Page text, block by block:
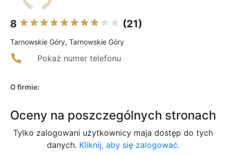
8 (21)
Tarnowskie Góry, Tarnowskie Góry
Pokaż numer telefonu
O firmie:
Oceny na poszczególnych stronach
Tylko zalogowani użytkownicy maja dostęp do tych
danych. Kliknij, aby się zalogować.